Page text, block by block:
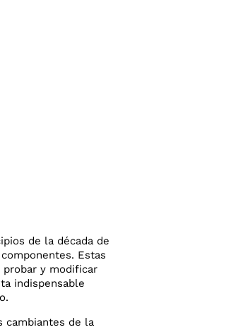
de la década de
Estas
probar y modificar
indispensable
cambiantes de la